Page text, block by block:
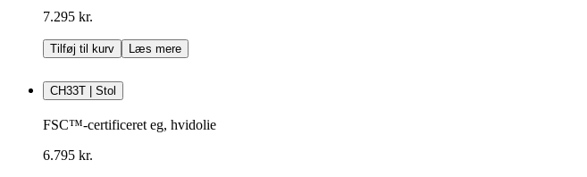
7.295 kr.
Tilføj til kurv Læs mere
CH33T | Stol
FSC™-certificeret eg, hvidolie
6.795 kr.